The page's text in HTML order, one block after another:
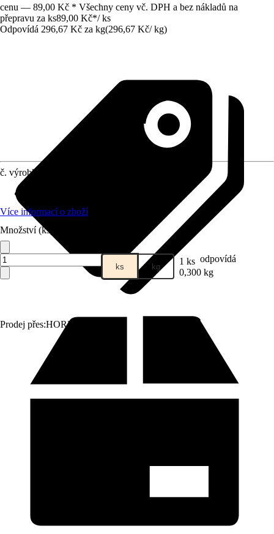
cenu — 89,00 Kč * Všechny ceny vč. DPH a bez nákladů na
přepravu za ks89,00 Kč*/ ks
Odpovídá 296,67 Kč za kg(296,67 Kč/ kg)
Prodej přes:HORNBACH
č. výrobku
Více informací o zboží
Množství (ks)
ks kg 1 ks odpovídá
0,300 kg